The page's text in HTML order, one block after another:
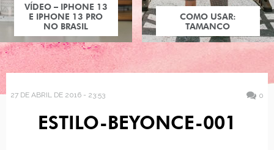
VÍDEO – IPHONE 13
E IPHONE 13 PRO
NO BRASIL
COMO USAR:
TAMANCO
27 DE ABRIL DE 2016 - 23:53 0
ESTILO-BEYONCE-001